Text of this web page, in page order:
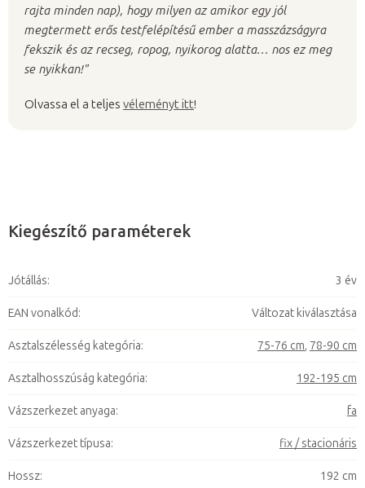
rajta minden nap), hogy milyen az amikor egy jól
megtermett erős testfelépítésű ember a masszázságyra
fekszik és az recseg, ropog, nyikorog alatta… nos ez meg
se nyikkan!"
Olvassa el a teljes véleményt itt!
Kiegészítő paraméterek
Jótállás: 3 év
EAN vonalkód: Változat kiválasztása
Asztalszélesség kategória: 75-76 cm, 78-90 cm
Asztalhosszúság kategória: 192-195 cm
Vázszerkezet anyaga: fa
Vázszerkezet típusa: fix / stacionáris
Hossz: 192 cm